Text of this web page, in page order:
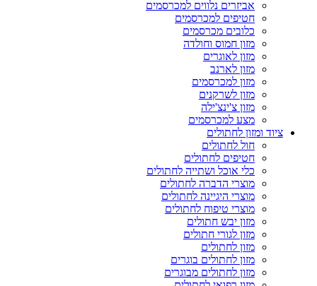
אביזרים נלווים למכרסמים
חטיפים למכרסמים
כלובים מכרסמים
מזון חמוס וחולדה
מזון לאוגרים
מזון לארנב
מזון למכרסמים
מזון לשרקנים
מזון צ'ינצ'ילה
מצע למכרסמים
ציוד ומזון לחתולים
חול לחתולים
חטיפים לחתולים
כלי אוכל ושתייה לחתולים
מוצרי הדברה לחתולים
מוצרי היגיינה לחתולים
מוצרי טיפוח לחתולים
מזון יבש חתולים
מזון לגורי חתולים
מזון לחתולים
מזון לחתולים בוגרים
מזון לחתולים מבוגרים